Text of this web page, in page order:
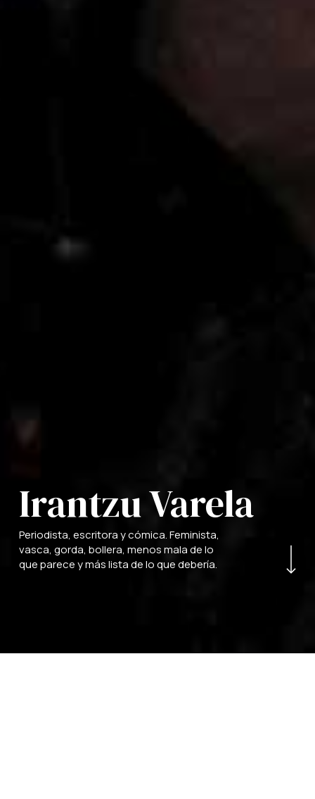
Irantzu Varela
Periodista, escritora y cómica. Feminista,
vasca, gorda, bollera, menos mala de lo
que parece y más lista de lo que debería.